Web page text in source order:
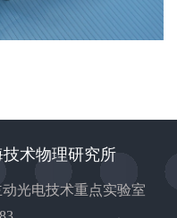
技术物理研究所
光电技术重点实验室